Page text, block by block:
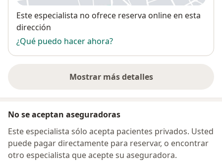
Disponibilidad
Este especialista no ofrece reserva online en esta
dirección
¿Qué puedo hacer ahora?
Mostrar más detalles
sobre la dirección
No se aceptan aseguradoras
Este especialista sólo acepta pacientes privados. Usted
puede pagar directamente para reservar, o encontrar
otro especialista que acepte su aseguradora.